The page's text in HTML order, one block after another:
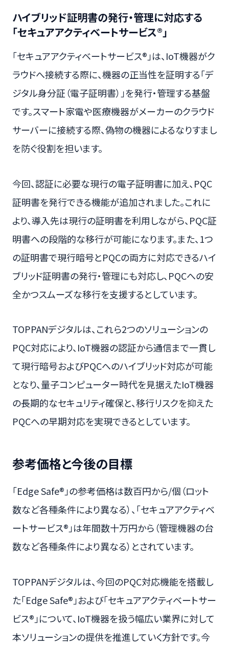
ハイブリッド証明書の発行・管理に対応する
「セキュアアクティベートサービス®」
「セキュアアクティベートサービス®」は、IoT機器がク
ラウドへ接続する際に、機器の正当性を証明する「デ
ジタル身分証（電子証明書）」を発行・管理する基盤
です。スマート家電や医療機器がメーカーのクラウド
サーバーに接続する際、偽物の機器によるなりすまし
を防ぐ役割を担います。
今回、認証に必要な現行の電子証明書に加え、PQC
証明書を発行できる機能が追加されました。これに
より、導入先は現行の証明書を利用しながら、PQC証
明書への段階的な移行が可能になります。また、1つ
の証明書で現行暗号とPQCの両方に対応できるハイ
ブリッド証明書の発行・管理にも対応し、PQCへの安
全かつスムーズな移行を支援するとしています。
TOPPANデジタルは、これら2つのソリューションの
PQC対応により、IoT機器の認証から通信まで一貫し
て現行暗号およびPQCへのハイブリッド対応が可能
となり、量子コンピューター時代を見据えたIoT機器
の長期的なセキュリティ確保と、移行リスクを抑えた
PQCへの早期対応を実現できるとしています。
参考価格と今後の目標
「Edge Safe®」の参考価格は数百円から/個（ロット
数など各種条件により異なる）、「セキュアアクティベ
ートサービス®」は年間数十万円から（管理機器の台
数など各種条件により異なる）とされています。
TOPPANデジタルは、今回のPQC対応機能を搭載し
た「Edge Safe®」および「セキュアアクティベートサー
ビス®」について、IoT機器を扱う幅広い業界に対して
本ソリューションの提供を推進していく方針です。今